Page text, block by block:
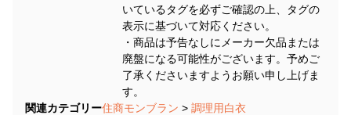
いているタグを必ずご確認の上、タグの
表示に基づいて対応ください。
・商品は予告なしにメーカー欠品または
廃盤になる可能性がございます。予めご
了承くださいますようお願い申し上げま
す。
関連カテゴリー住商モンブラン > 調理用白衣